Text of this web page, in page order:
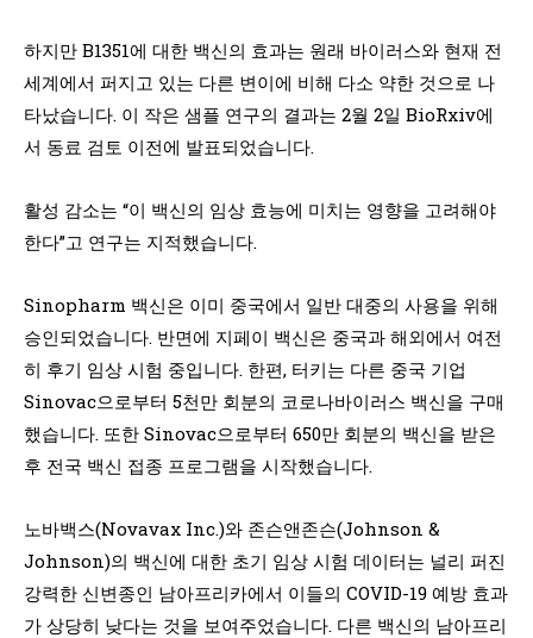
하지만 B1351에 대한 백신의 효과는 원래 바이러스와 현재 전
세계에서 퍼지고 있는 다른 변이에 비해 다소 약한 것으로 나
타났습니다. 이 작은 샘플 연구의 결과는 2월 2일 BioRxiv에
서 동료 검토 이전에 발표되었습니다.
활성 감소는 “이 백신의 임상 효능에 미치는 영향을 고려해야
한다”고 연구는 지적했습니다.
Sinopharm 백신은 이미 중국에서 일반 대중의 사용을 위해
승인되었습니다. 반면에 지페이 백신은 중국과 해외에서 여전
히 후기 임상 시험 중입니다. 한편, 터키는 다른 중국 기업
Sinovac으로부터 5천만 회분의 코로나바이러스 백신을 구매
했습니다. 또한 Sinovac으로부터 650만 회분의 백신을 받은
후 전국 백신 접종 프로그램을 시작했습니다.
노바백스(Novavax Inc.)와 존슨앤존슨(Johnson &
Johnson)의 백신에 대한 초기 임상 시험 데이터는 널리 퍼진
강력한 신변종인 남아프리카에서 이들의 COVID-19 예방 효과
가 상당히 낮다는 것을 보여주었습니다. 다른 백신의 남아프리